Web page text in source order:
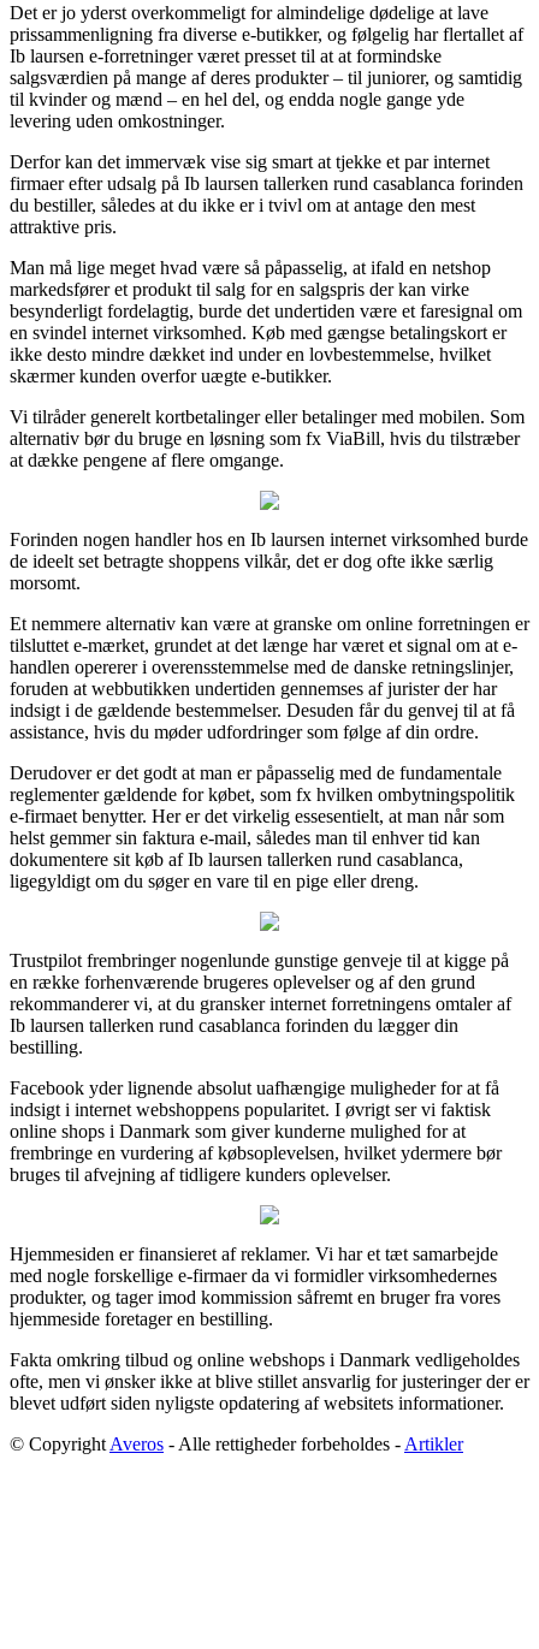
Det er jo yderst overkommeligt for almindelige dødelige at lave
prissammenligning fra diverse e-butikker, og følgelig har flertallet af
Ib laursen e-forretninger været presset til at at formindske
salgsværdien på mange af deres produkter – til juniorer, og samtidig
til kvinder og mænd – en hel del, og endda nogle gange yde
levering uden omkostninger.
Derfor kan det immervæk vise sig smart at tjekke et par internet
firmaer efter udsalg på Ib laursen tallerken rund casablanca forinden
du bestiller, således at du ikke er i tvivl om at antage den mest
attraktive pris.
Man må lige meget hvad være så påpasselig, at ifald en netshop
markedsfører et produkt til salg for en salgspris der kan virke
besynderligt fordelagtig, burde det undertiden være et faresignal om
en svindel internet virksomhed. Køb med gængse betalingskort er
ikke desto mindre dækket ind under en lovbestemmelse, hvilket
skærmer kunden overfor uægte e-butikker.
Vi tilråder generelt kortbetalinger eller betalinger med mobilen. Som
alternativ bør du bruge en løsning som fx ViaBill, hvis du tilstræber
at dække pengene af flere omgange.
Forinden nogen handler hos en Ib laursen internet virksomhed burde
de ideelt set betragte shoppens vilkår, det er dog ofte ikke særlig
morsomt.
Et nemmere alternativ kan være at granske om online forretningen er
tilsluttet e-mærket, grundet at det længe har været et signal om at e-
handlen opererer i overensstemmelse med de danske retningslinjer,
foruden at webbutikken undertiden gennemses af jurister der har
indsigt i de gældende bestemmelser. Desuden får du genvej til at få
assistance, hvis du møder udfordringer som følge af din ordre.
Derudover er det godt at man er påpasselig med de fundamentale
reglementer gældende for købet, som fx hvilken ombytningspolitik
e-firmaet benytter. Her er det virkelig essesentielt, at man når som
helst gemmer sin faktura e-mail, således man til enhver tid kan
dokumentere sit køb af Ib laursen tallerken rund casablanca,
ligegyldigt om du søger en vare til en pige eller dreng.
Trustpilot frembringer nogenlunde gunstige genveje til at kigge på
en række forhenværende brugeres oplevelser og af den grund
rekommanderer vi, at du gransker internet forretningens omtaler af
Ib laursen tallerken rund casablanca forinden du lægger din
bestilling.
Facebook yder lignende absolut uafhængige muligheder for at få
indsigt i internet webshoppens popularitet. I øvrigt ser vi faktisk
online shops i Danmark som giver kunderne mulighed for at
frembringe en vurdering af købsoplevelsen, hvilket ydermere bør
bruges til afvejning af tidligere kunders oplevelser.
Hjemmesiden er finansieret af reklamer. Vi har et tæt samarbejde
med nogle forskellige e-firmaer da vi formidler virksomhedernes
produkter, og tager imod kommission såfremt en bruger fra vores
hjemmeside foretager en bestilling.
Fakta omkring tilbud og online webshops i Danmark vedligeholdes
ofte, men vi ønsker ikke at blive stillet ansvarlig for justeringer der er
blevet udført siden nyligste opdatering af websitets informationer.
© Copyright Averos - Alle rettigheder forbeholdes - Artikler